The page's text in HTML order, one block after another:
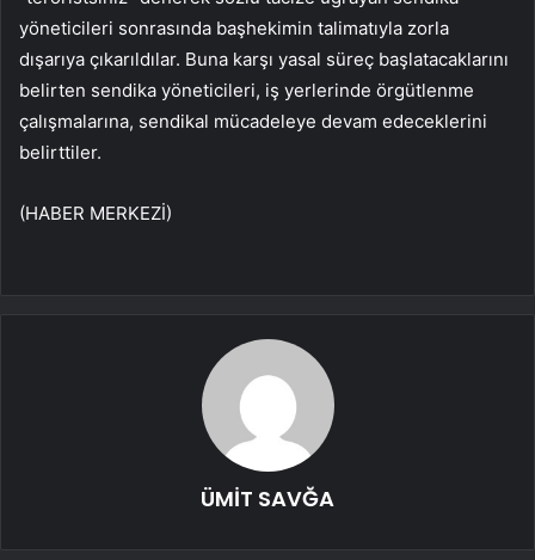
yöneticileri sonrasında başhekimin talimatıyla zorla
dışarıya çıkarıldılar. Buna karşı yasal süreç başlatacaklarını
belirten sendika yöneticileri, iş yerlerinde örgütlenme
çalışmalarına, sendikal mücadeleye devam edeceklerini
belirttiler.
(HABER MERKEZİ)
ÜMİT SAVĞA